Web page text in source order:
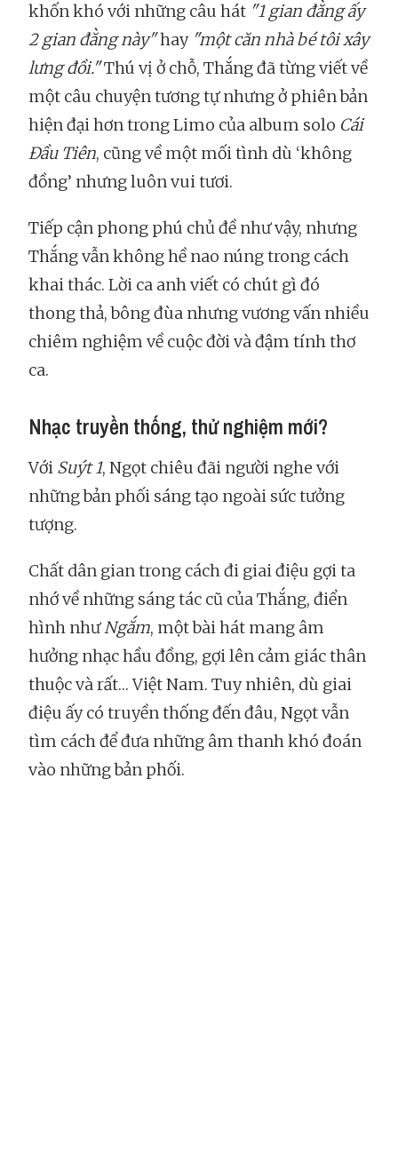
khốn khó với những câu hát "1 gian đằng ấy
2 gian đằng này"hay "một căn nhà bé tôi xây
lưng đồi."Thú vị ở chỗ, Thắng đã từng viết về
một câu chuyện tương tự nhưng ở phiên bản
hiện đại hơn trong Limo của album solo Cái
Đầu Tiên, cũng về một mối tình dù ‘không
đồng’ nhưng luôn vui tươi.
Tiếp cận phong phú chủ đề như vậy, nhưng
Thắng vẫn không hề nao núng trong cách
khai thác. Lời ca anh viết có chút gì đó
thong thả, bông đùa nhưng vương vấn nhiều
chiêm nghiệm về cuộc đời và đậm tính thơ
ca.
Nhạc truyền thống, thử nghiệm mới?
Với Suýt 1, Ngọt chiêu đãi người nghe với
những bản phối sáng tạo ngoài sức tưởng
tượng.
Chất dân gian trong cách đi giai điệu gợi ta
nhớ về những sáng tác cũ của Thắng, điển
hình nhưNgắm, một bài hát mang âm
hưởng nhạc hầu đồng, gợi lên cảm giác thân
thuộc và rất… Việt Nam. Tuy nhiên, dù giai
điệu ấy có truyền thống đến đâu, Ngọt vẫn
tìm cách để đưa những âm thanh khó đoán
vào những bản phối.